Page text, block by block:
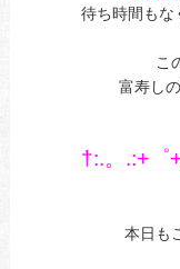
待ち時間もな
こ
富寿し
†:.。.:+゜
本日も